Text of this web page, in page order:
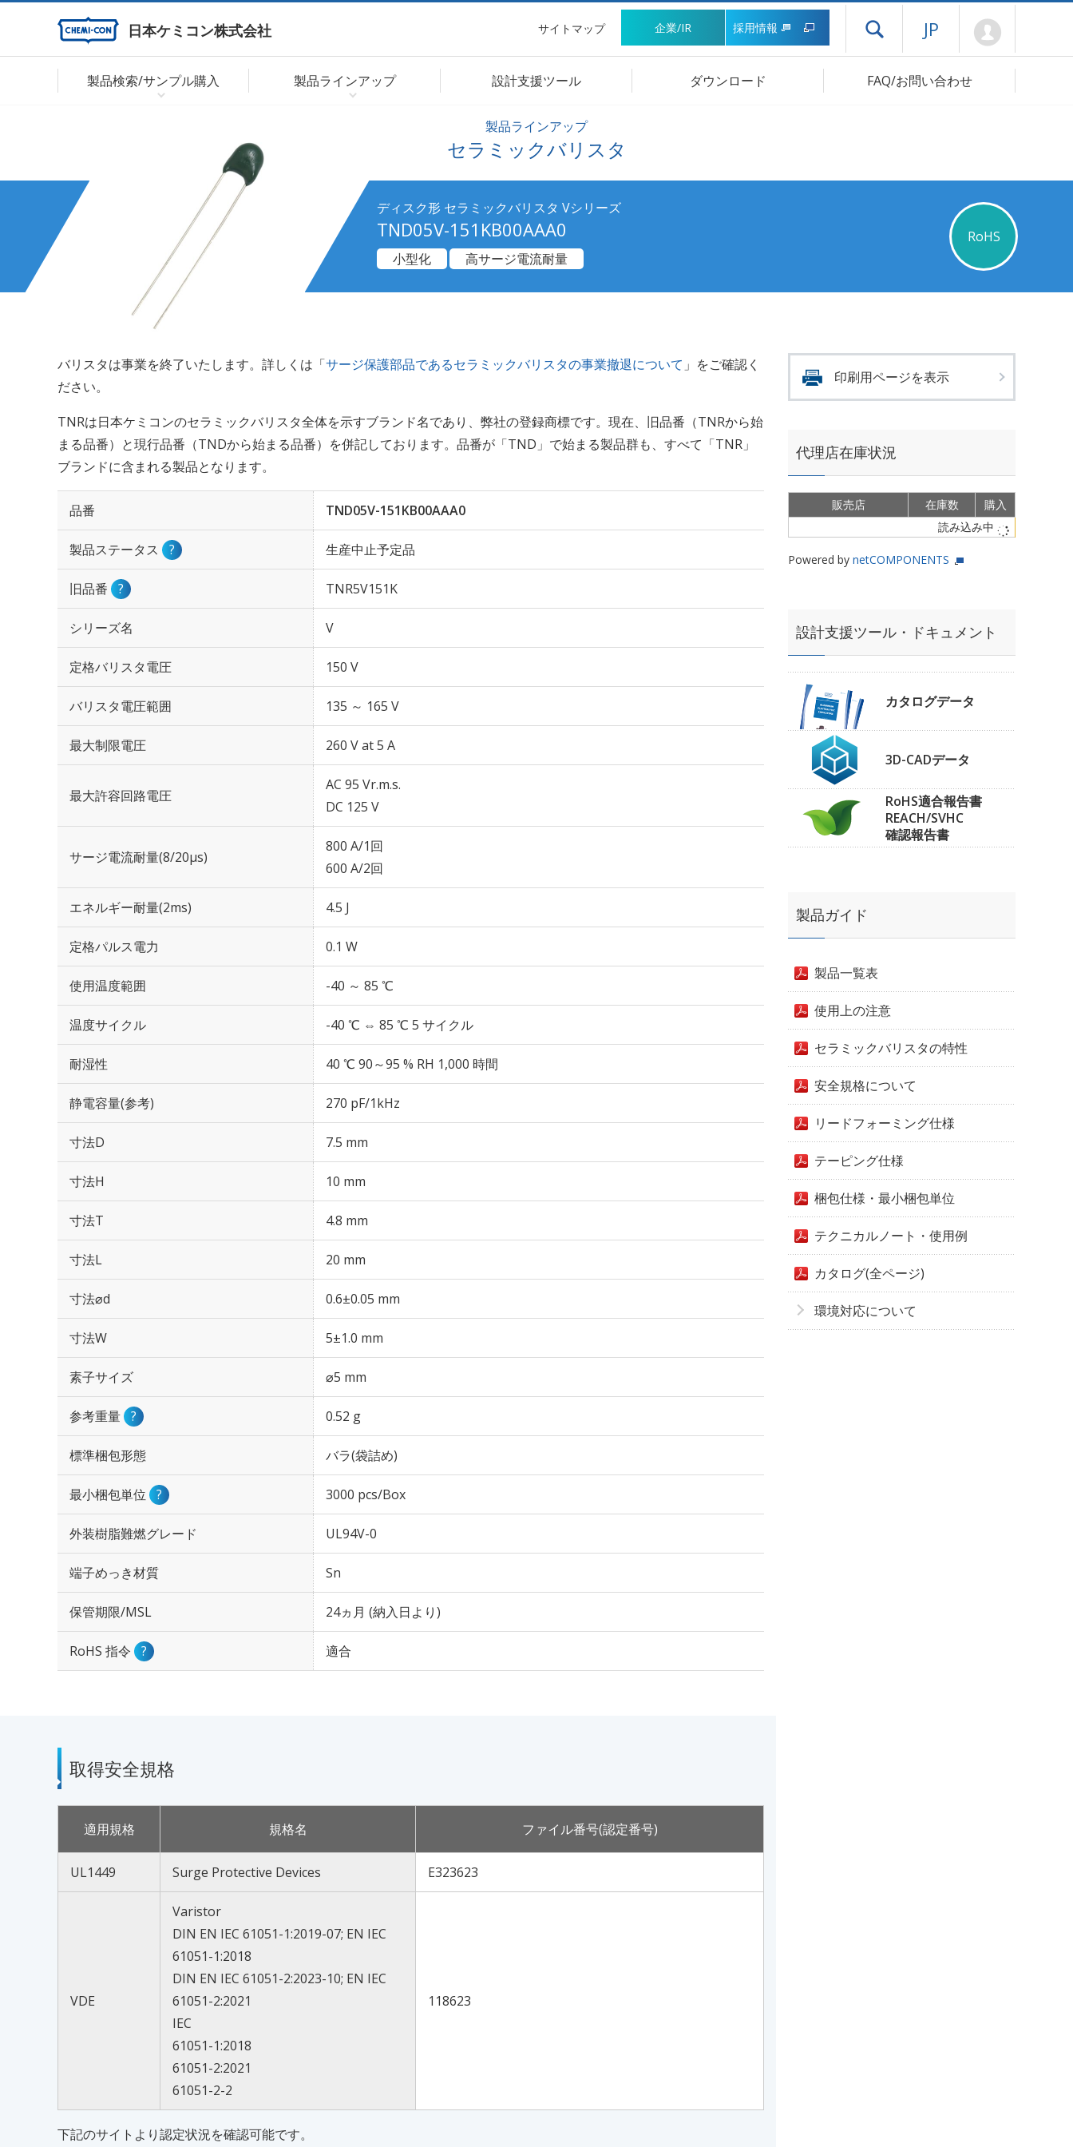
日本ケミコン株式会社 サイトマップ 企業/IR 採用情報 ドロワーメニューを開く
JP
製品検索/サンプル購入 製品ラインアップ 設計支援ツール ダウンロード FAQ/お問い合わせ
製品ラインアップ
セラミックバリスタ
ディスク形 セラミックバリスタ Vシリーズ
TND05V-151KB00AAA0
RoHS
小型化
高サージ電流耐量
バリスタは事業を終了いたします。詳しくは「サージ保護部品であるセラミックバリスタの事業撤退について 」をご確認く
ださい。
TNRは日本ケミコンのセラミックバリスタ全体を示すブランド名であり、弊社の登録商標です。現在、旧品番（TNRから始
まる品番）と現行品番（TNDから始まる品番）を併記しております。品番が「TND」で始まる製品群も、すべて「TNR」
ブランドに含まれる製品となります。
品番 TND05V-151KB00AAA0
製品ステータス ? 生産中止予定品
旧品番 ? TNR5V151K
シリーズ名 V
定格バリスタ電圧 150 V
バリスタ電圧範囲 135 ～ 165 V
最大制限電圧 260 V at 5 A
最大許容回路電圧
AC 95 Vr.m.s.
DC 125 V
サージ電流耐量(8/20μs)
800 A/1回
600 A/2回
エネルギー耐量(2ms) 4.5 J
定格パルス電力 0.1 W
使用温度範囲 -40 ～ 85 ℃
温度サイクル -40 ℃ ⇔ 85 ℃ 5 サイクル
耐湿性 40 ℃ 90～95 % RH 1,000 時間
静電容量(参考) 270 pF/1kHz
寸法D 7.5 mm
寸法H 10 mm
寸法T 4.8 mm
寸法L 20 mm
寸法⌀d 0.6±0.05 mm
寸法W 5±1.0 mm
素子サイズ ⌀5 mm
参考重量 ? 0.52 g
標準梱包形態 バラ(袋詰め)
最小梱包単位 ? 3000 pcs/Box
外装樹脂難燃グレード UL94V-0
端子めっき材質 Sn
保管期限/MSL 24ヵ月 (納入日より)
RoHS 指令 ? 適合
取得安全規格
適用規格 規格名 ファイル番号(認定番号)
UL1449 Surge Protective Devices E323623
VDE
Varistor
DIN EN IEC 61051-1:2019-07; EN IEC
61051-1:2018
DIN EN IEC 61051-2:2023-10; EN IEC
61051-2:2021
IEC
61051-1:2018
61051-2:2021
61051-2-2
118623
下記のサイトより認定状況を確認可能です。
印刷用ページを表示
代理店在庫状況
販売店 在庫数
購入
読み込み中
Powered by netCOMPONENTS
設計支援ツール・ドキュメント
カタログデータ
3D-CADデータ
RoHS適合報告書
REACH/SVHC
確認報告書
製品ガイド
製品一覧表
使用上の注意
セラミックバリスタの特性
安全規格について
リードフォーミング仕様
テーピング仕様
梱包仕様・最小梱包単位
テクニカルノート・使用例
カタログ(全ページ)
環境対応について